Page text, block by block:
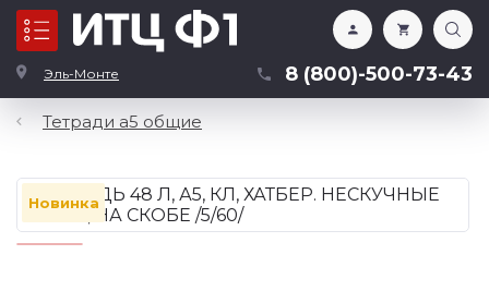
Эль-Монте 8 (800)-500-73-43
Каталог
Тетради а5 общие
Новинка